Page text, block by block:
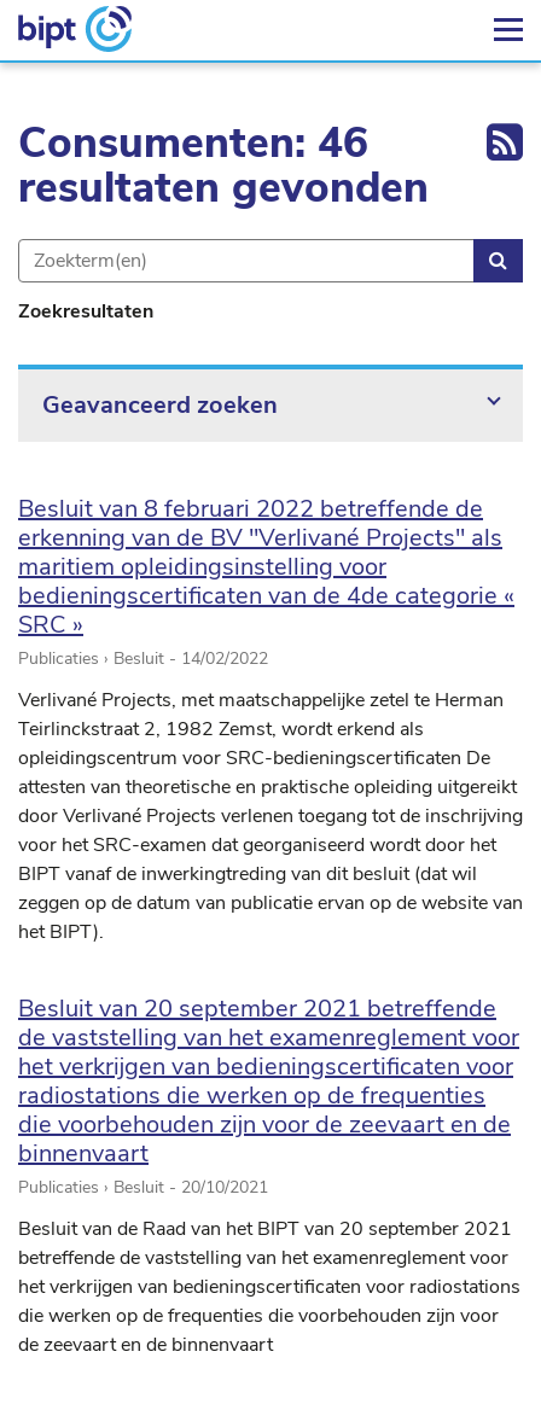
Consumenten: 46
resultaten gevonden
Zoekresultaten
Geavanceerd zoeken
Besluit van 8 februari 2022 betreffende de
erkenning van de BV "Verlivané Projects" als
maritiem opleidingsinstelling voor
bedieningscertificaten van de 4de categorie «
SRC »
Publicaties › Besluit - 14/02/2022
Verlivané Projects, met maatschappelijke zetel te Herman
Teirlinckstraat 2, 1982 Zemst, wordt erkend als
opleidingscentrum voor SRC-bedieningscertificaten De
attesten van theoretische en praktische opleiding uitgereikt
door Verlivané Projects verlenen toegang tot de inschrijving
voor het SRC-examen dat georganiseerd wordt door het
BIPT vanaf de inwerkingtreding van dit besluit (dat wil
zeggen op de datum van publicatie ervan op de website van
het BIPT).
Besluit van 20 september 2021 betreffende
de vaststelling van het examenreglement voor
het verkrijgen van bedieningscertificaten voor
radiostations die werken op de frequenties
die voorbehouden zijn voor de zeevaart en de
binnenvaart
Publicaties › Besluit - 20/10/2021
Besluit van de Raad van het BIPT van 20 september 2021
betreffende de vaststelling van het examenreglement voor
het verkrijgen van bedieningscertificaten voor radiostations
die werken op de frequenties die voorbehouden zijn voor
de zeevaart en de binnenvaart